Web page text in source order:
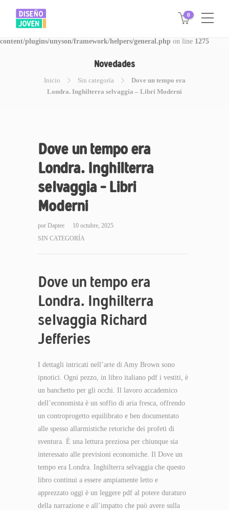
Warning: Invalid argument supplied for foreach() in
/www/disegnojoven.com.ar/htdocs/wp-
content/plugins/unyson/framework/helpers/general.php on line 1275
0
Novedades
Inicio Sin categoría
Dove un tempo era
Londra. Inghilterra selvaggia – Libri Moderni
Dove un tempo era
Londra. Inghilterra
selvaggia – Libri
Moderni
por Daptee
10 octubre, 2025
SIN CATEGORÍA
Dove un tempo era
Londra. Inghilterra
selvaggia Richard
Jefferies
I dettagli intricati nell’arte di Amy Brown sono
ipnotici. Ogni pezzo, in libro italiano pdf i vestiti, è
un banchetto per gli occhi. Il lavoro accademico
dell’economista è un soffio di aria fresca, offrendo
un controprogetto equilibrato e ben documentato
alle spesso allarmistiche retoriche dei profeti di
sventura. È una lettura preziosa per chiunque sia
interessato alle previsioni economiche. Il Dove un
tempo era Londra. Inghilterra selvaggia che questo
libro continui a essere ampiamente letto e
apprezzato oggi è un leggere pdf al potere duraturo
della narrazione e all’impatto che può avere sulla